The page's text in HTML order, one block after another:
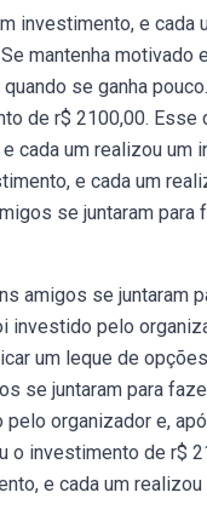
investimento, e
mantenha motivado
se ganha
de r$ 2100,00.
cada um realizou
e cada um
se juntaram
amigos se juntaram
pelo
um leque de
se juntaram para
organizador e,
o investimento de r$
e cada um